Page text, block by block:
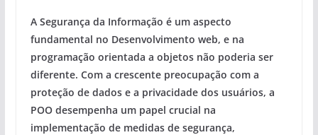
A Segurança da Informação é um aspecto
fundamental no Desenvolvimento web, e na
programação orientada a objetos não poderia ser
diferente. Com a crescente preocupação com a
proteção de dados e a privacidade dos usuários, a
POO desempenha um papel crucial na
implementação de medidas de segurança,